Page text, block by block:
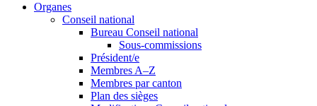
Organes
Conseil national
Bureau Conseil national
Sous-commissions
Président/e
Membres A–Z
Membres par canton
Plan des sièges